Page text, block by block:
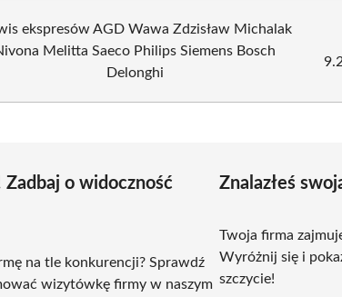
ekspresów AGD Wawa Zdzisław Michalak
Melitta Saeco Philips Siemens Bosch
Delonghi
Zadbaj o widoczność
na tle konkurencji? Sprawdź
wizytówkę firmy w naszym
Znalazłeś
Twoja firma
Wyróżnij się i
szczycie!